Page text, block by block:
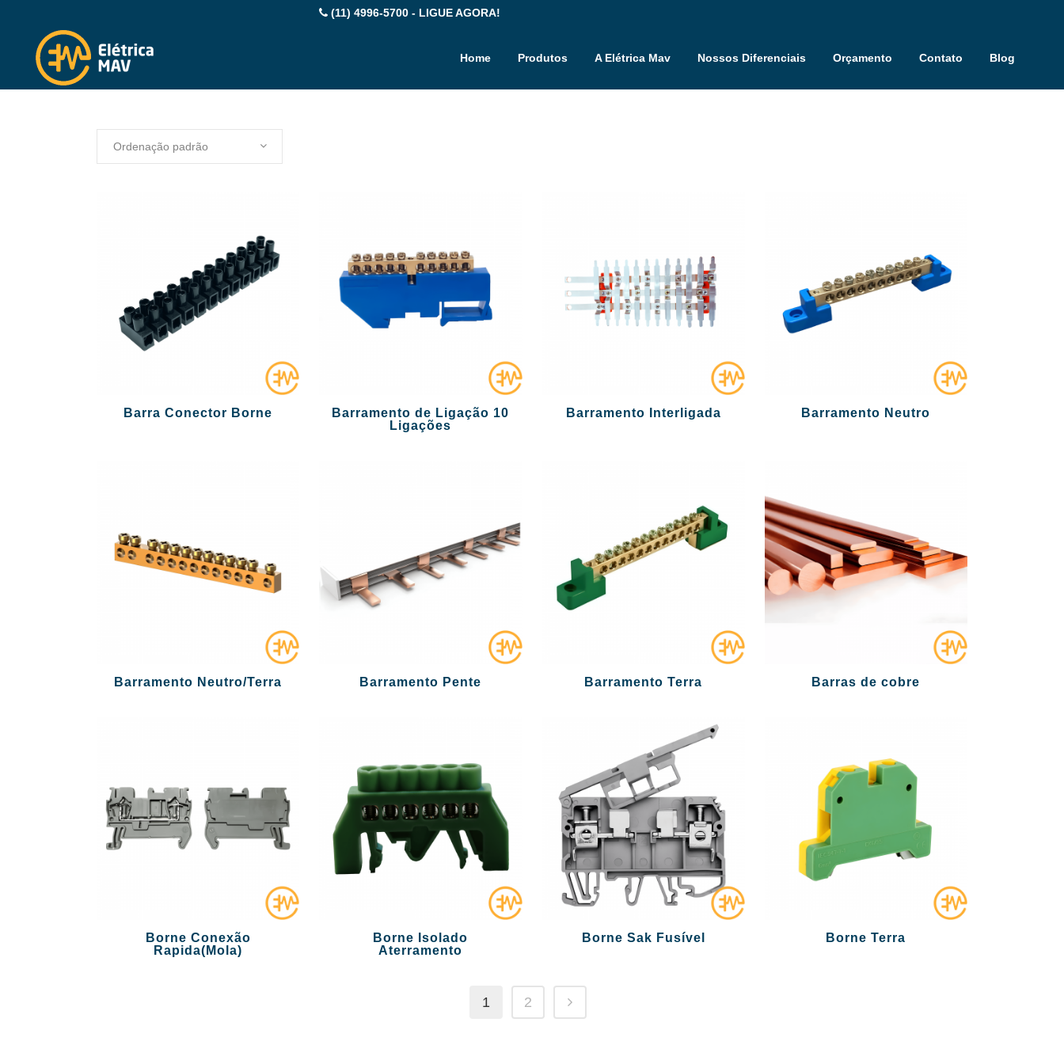
(11) 4996-5700 - LIGUE AGORA!
Home Produtos A Elétrica Mav Nossos Diferenciais Orçamento Contato Blog
Ordenação padrão
Barra Conector Borne
Barramento de Ligação 10
Ligações
Barramento Interligada Barramento Neutro
Barramento Neutro/Terra Barramento Pente Barramento Terra Barras de cobre
Borne Conexão
Rapida(Mola)
Borne Isolado
Aterramento
Borne Sak Fusível Borne Terra
1 2